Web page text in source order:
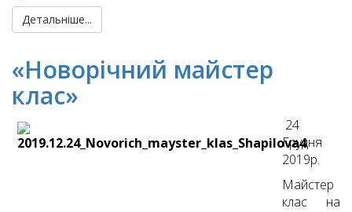
Детальніше...
«Новорічний майстер
клас»
24
Грудня
2019р.
Майстер
клас на